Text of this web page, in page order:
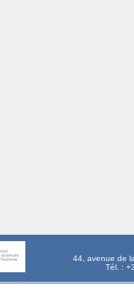
44, avenue de
Tél. :